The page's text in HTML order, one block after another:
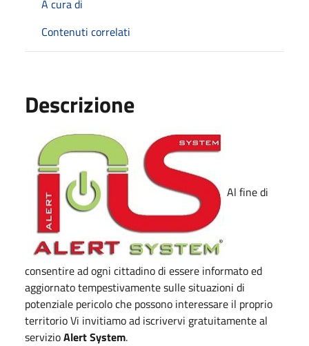
A cura di
Contenuti correlati
Descrizione
Al fine di
consentire ad ogni cittadino di essere informato ed
aggiornato tempestivamente sulle situazioni di
potenziale pericolo che possono interessare il proprio
territorio Vi invitiamo ad iscrivervi gratuitamente al
servizioAlert System.